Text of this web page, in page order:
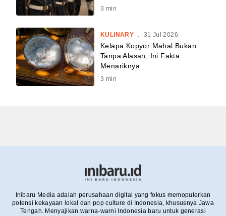
3 min
KULINARY . 31 Jul 2026
Kelapa Kopyor Mahal Bukan
Tanpa Alasan, Ini Fakta
Menariknya
3 min
Inibaru Media adalah perusahaan digital yang fokus memopulerkan
potensi kekayaan lokal dan pop culture di Indonesia, khususnya Jawa
Tengah. Menyajikan warna-warni Indonesia baru untuk generasi